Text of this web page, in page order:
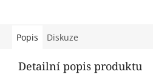
Popis Diskuze
Detailní popis produktu